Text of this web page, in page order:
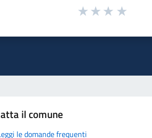
il comune
le domande frequenti